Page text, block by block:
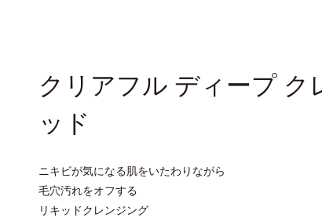
クリアフル ディープ ク
ッド
ニキビが気になる肌をいたわりながら
毛穴汚れをオフする
リキッドクレンジング